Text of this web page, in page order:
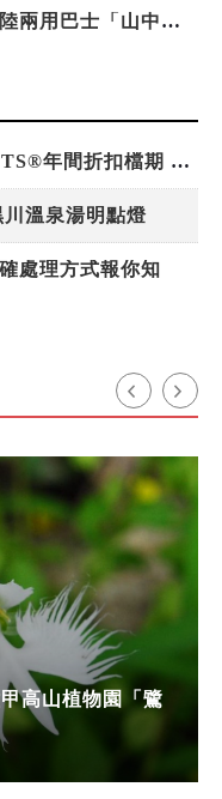
在富士山的山中湖賞日落！水陸兩用巴士「山中湖的河馬」暑假加開夕陽班次
把握日本PREMIUM OUTLETS®年間折扣檔期 越買越划算
溫泉湯明點燈
處理方式報你知
高山植物園「鷺